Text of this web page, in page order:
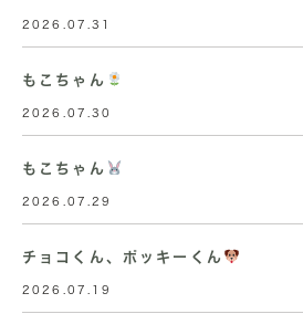
2026.07.31
もこちゃん
2026.07.30
もこちゃん
2026.07.29
チョコくん、ポッキーくん
2026.07.19